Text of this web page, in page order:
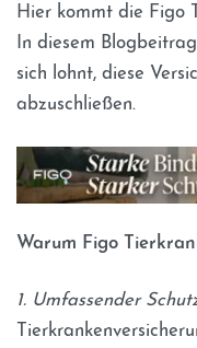
Hier kommt die Figo
In diesem
sich lohnt, diese
abzuschließen.
Warum Figo
1. Umfassender